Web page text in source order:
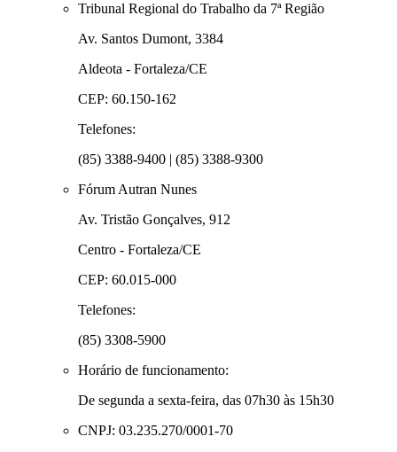
Tribunal Regional do Trabalho da 7ª Região
Av. Santos Dumont, 3384
Aldeota - Fortaleza/CE
CEP: 60.150-162
Telefones:
(85) 3388-9400 | (85) 3388-9300
Fórum Autran Nunes
Av. Tristão Gonçalves, 912
Centro - Fortaleza/CE
CEP: 60.015-000
Telefones:
(85) 3308-5900
Horário de funcionamento:
De segunda a sexta-feira, das 07h30 às 15h30
CNPJ: 03.235.270/0001-70